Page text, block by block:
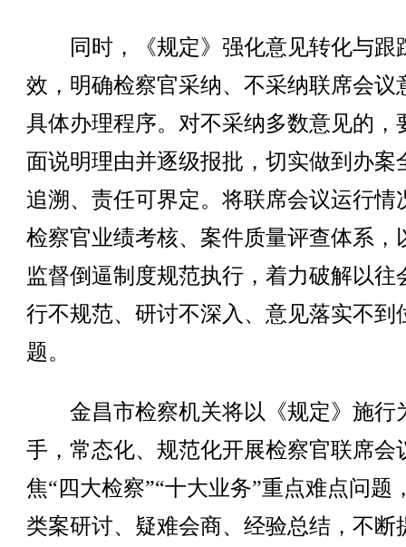
同时，《规定》强化意见转化与跟
效，明确检察官采纳、不采纳联席会议
具体办理程序。对不采纳多数意见的，
面说明理由并逐级报批，切实做到办案
追溯、责任可界定。将联席会议运行情
检察官业绩考核、案件质量评查体系，
监督倒逼制度规范执行，着力破解以往
行不规范、研讨不深入、意见落实不到
题。
金昌市检察机关将以《规定》施行
手，常态化、规范化开展检察官联席会
焦“四大检察”“十大业务”重点难点问题
类案研讨、疑难会商、经验总结，不断